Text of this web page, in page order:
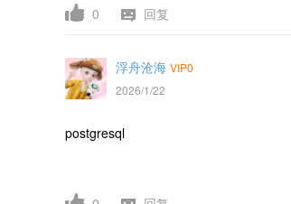
0 回复
浮舟沧海 VIP0
2026/1/22
postgresql